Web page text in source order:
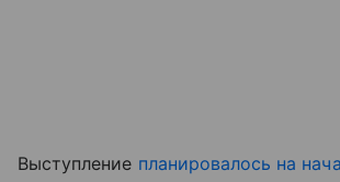
Выступление планировалось на